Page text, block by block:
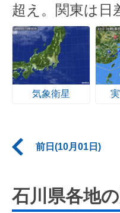
超え。関東は日
気象衛星
前日(10月01日)
石川県各地